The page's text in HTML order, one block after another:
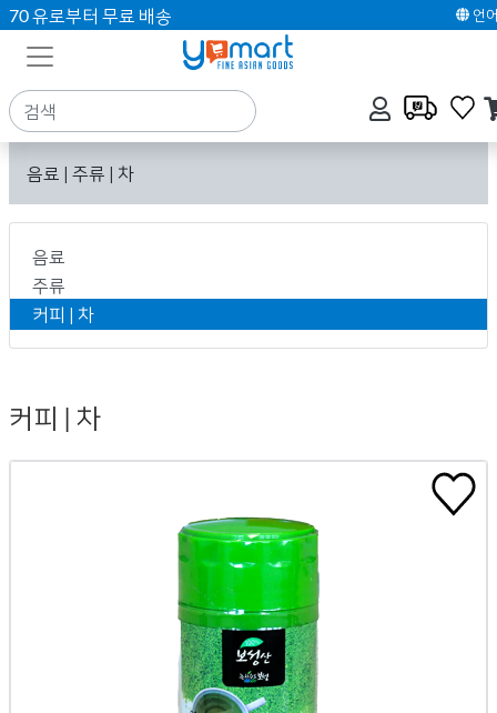
70 유로부터 무료 배송 언
음료 | 주류 | 차
음료
주류
커피 | 차
커피 | 차